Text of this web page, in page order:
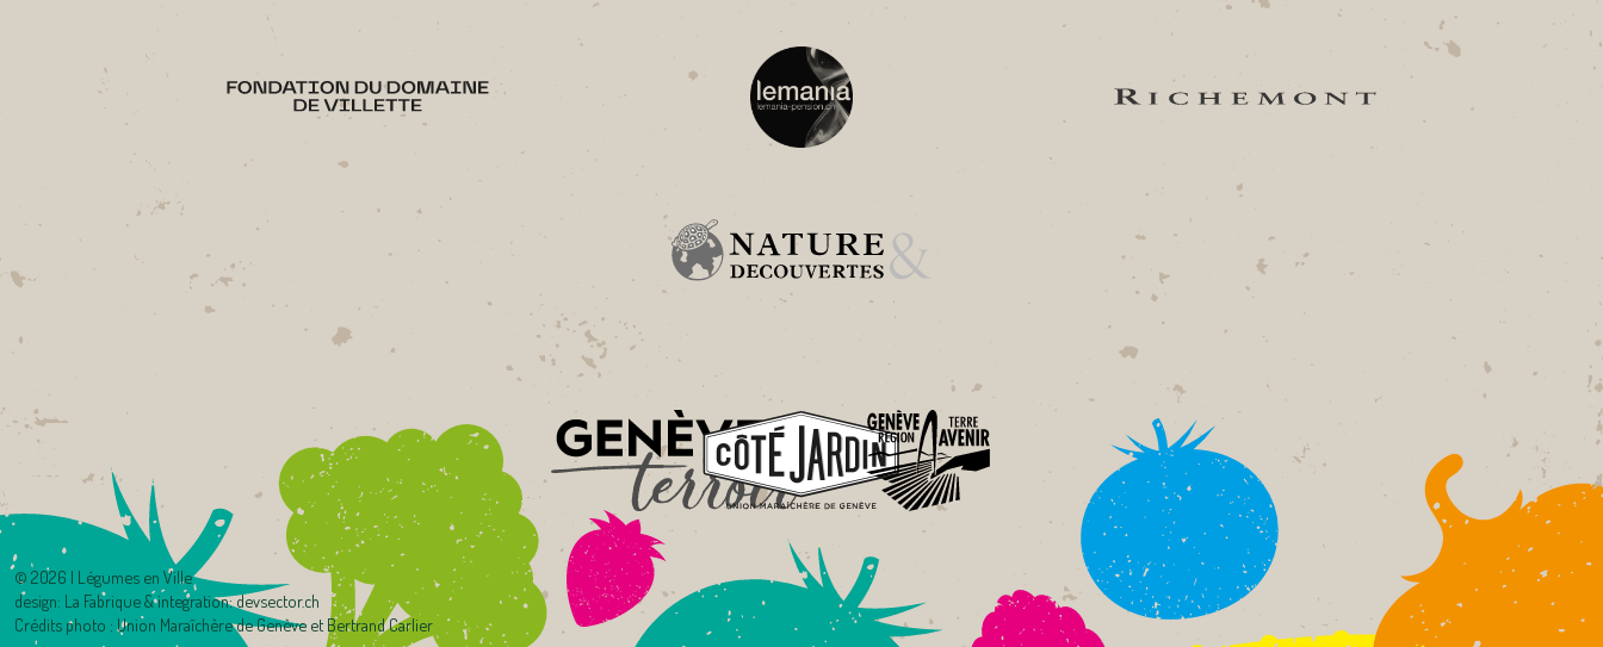
© 2026 | Légumes en Ville
design: La Fabrique& integration:devsector.ch
Crédits photo : Union Maraîchère de Genève et Bertrand Carlier